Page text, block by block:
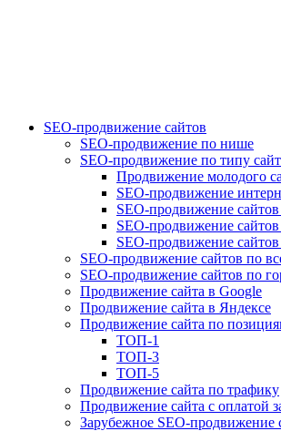
SEO-продвижение сайтов
SEO-продвижение по нише
SEO-продвижение по типу
Продвижение молодого
SEO-продвижение
SEO-продвижение
SEO-продвижение
SEO-продвижение сайтов
SEO-продвижение сайтов по
SEO-продвижение сайтов по
Продвижение сайта в Google
Продвижение сайта в Яндексе
Продвижение сайта по
ТОП-1
ТОП-3
ТОП-5
Продвижение сайта по трафику
Продвижение сайта с оплатой
Зарубежное SEO-продвижение